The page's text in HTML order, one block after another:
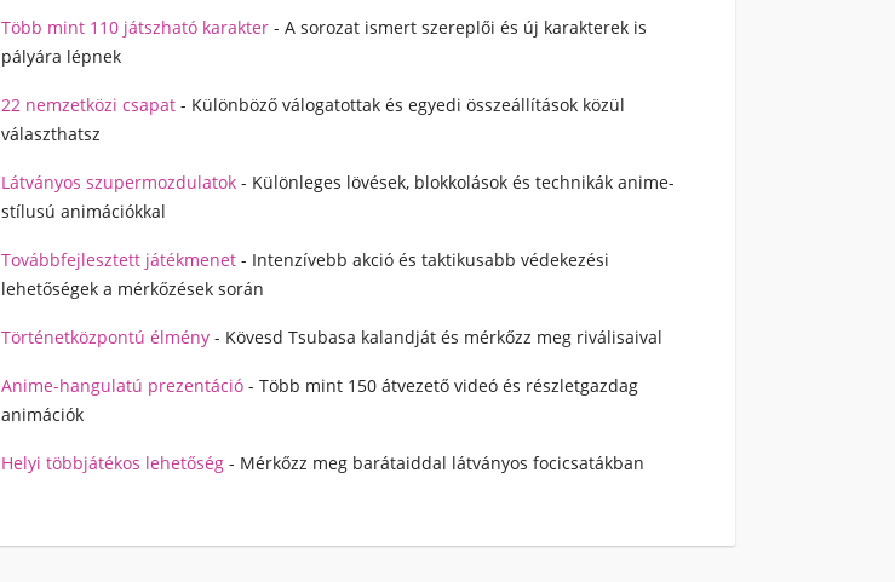
Több mint 110 játszható karakter - A sorozat ismert szereplői és új karakterek is
pályára lépnek
22 nemzetközi csapat - Különböző válogatottak és egyedi összeállítások közül
választhatsz
Látványos szupermozdulatok - Különleges lövések, blokkolások és technikák anime-
stílusú animációkkal
Továbbfejlesztett játékmenet - Intenzívebb akció és taktikusabb védekezési
lehetőségek a mérkőzések során
Történetközpontú élmény - Kövesd Tsubasa kalandját és mérkőzz meg riválisaival
Anime-hangulatú prezentáció - Több mint 150 átvezető videó és részletgazdag
animációk
Helyi többjátékos lehetőség - Mérkőzz meg barátaiddal látványos focicsatákban